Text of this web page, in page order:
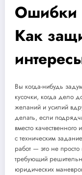
Ошибки
Как
Вы когда-нибудь
кусочки, когда дело
желаний и усилий
делать, если
вместо
с техническим
работ — это не
требующий
юридических